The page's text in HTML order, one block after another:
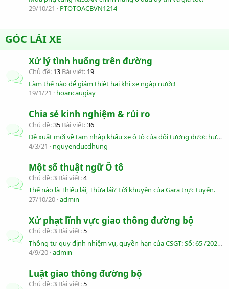
29/10/21
PTOTOACBVN1214
GÓC LÁI XE
Xử lý tình huống trên đường
Chủ đề 13 Bài viết 19
Làm thế nào để giảm thiệt hại khi xe ngập nước!
19/1/21
hoancaugiay
Chia sẻ kinh nghiệm & rủi ro
Chủ đề 35 Bài viết 36
Đề xuất mới về tạm nhập khẩu xe ô tô của đối tượng được hưởng quyền ưu đãi
4/3/21
nguyenducdhung
Một số thuật ngữ Ô tô
Chủ đề 3 Bài viết 4
Thế nào là Thiếu lái, Thừa lái? Lời khuyên của Gara trực tuyến.
27/10/20 admin
Xử phạt lĩnh vực giao thông đường bộ
Chủ đề 3 Bài viết 5
Thông tư quy định nhiệm vụ, quyền hạn của CSGT: Số: 65 /2020/TT-BCA
4/9/20 admin
Luật giao thông đường bộ
Chủ đề 3 Bài viết 5